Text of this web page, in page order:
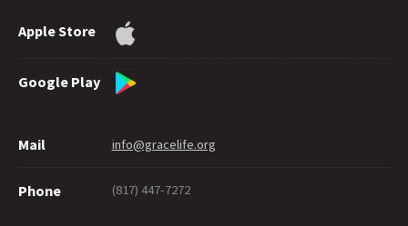
26 -Suizid und Errettung
24 -Ewig sicher
21 -
Petrus als Vorbild für Jünger
19 - Was ist mit einem \Christen\", der nicht wie ein Christ lebt?"
Apple Store
Google Play
Mail info@gracelife.org
Phone (817) 447-7272